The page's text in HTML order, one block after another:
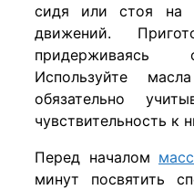
сидя или стоя на
движений.
придерживаясь
Используйте
обязательно
чувствительность к
Перед началом
минут посвятить